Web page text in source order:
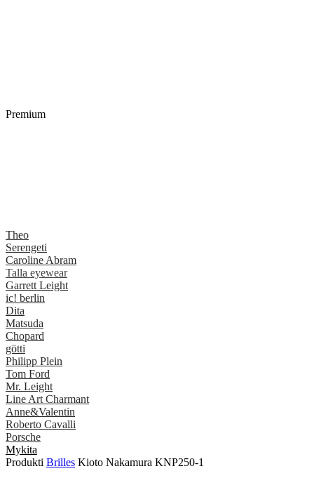
Premium
Theo
Serengeti
Caroline Abram
Talla eyewear
Garrett Leight
ic! berlin
Dita
Matsuda
Chopard
götti
Philipp Plein
Tom Ford
Mr. Leight
Line Art Charmant
Anne&Valentin
Roberto Cavalli
Porsche
Mykita
Produkti Brilles Kioto Nakamura KNP250-1